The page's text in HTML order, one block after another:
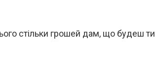
стільки грошей дам, що будеш ти